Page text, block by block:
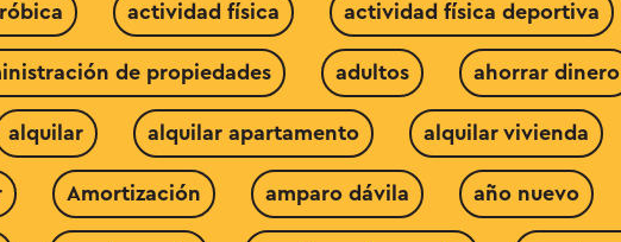
actividad física actividad física deportiva
de propiedades adultos ahorrar dinero
alquilar alquilar apartamento alquilar vivienda
Amortización amparo dávila año nuevo